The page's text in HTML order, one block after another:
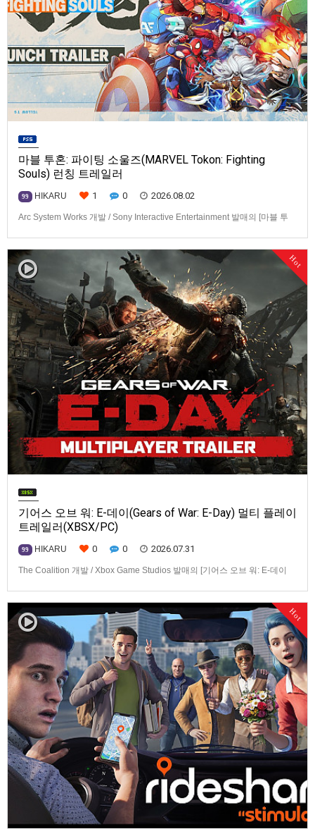
마블 투혼: 파이팅 소울즈(MARVEL Tokon: Fighting
Souls) 런칭 트레일러
99 HIKARU 1 0 2026.08.02
Arc System Works 개발 / Sony Interactive Entertainment 발매의 [마블 투
로 예정.
Hot
기어스 오브 워: E-데이(Gears of War: E-Day) 멀티 플레이
트레일러(XBSX/PC)
99 HIKARU 0 0 2026.07.31
The Coalition 개발 / Xbox Game Studios 발매의 [기어스 오브 워: E-데이
Hot